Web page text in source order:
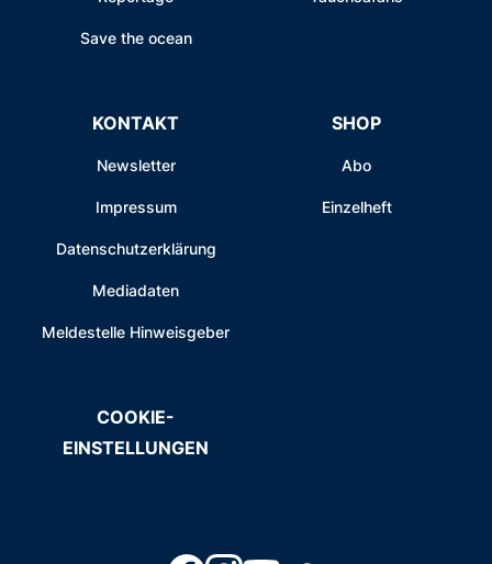
Save the ocean
KONTAKT
Newsletter
Impressum
Datenschutzerklärung
Mediadaten
Meldestelle Hinweisgeber
SHOP
Abo
Einzelheft
COOKIE-
EINSTELLUNGEN